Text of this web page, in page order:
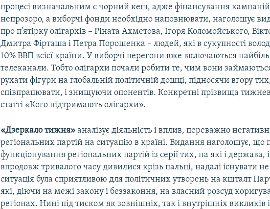
процесі визначальним є чорний кеш, адже фінансування
непрозоро, а виборчі фонди необхідно наповнювати, наголошує
про п'ятірку олігархів – Ріната Ахметова, Ігоря Коломойського,
Дмитра Фірташа і Петра Порошенка – людей, які в сукупності
10% ВВП всієї країни. У виборчі перегони вже включаються
телеканали. Тобто олігархи почали робити те, чим вони
рухати фігури на глобальній політичній дошці, підносячи вгору
співпрацювати, і знищуючи опонентів. Конкретні прізвища
статті «Кого підтримають олігархи».
«Дзеркало тижня» аналізує діяльність і вплив, переважно
регіональних партій на ситуацію в країні. Видання наголошує, що
функціонування регіональних партій із серії тих, на які і держава, і
впродовж тривалого часу дивилися крізь пальці, надалі існувати
ситуація була сприятливою для політичних утворень на кшталт
які, діючи на межі закону і беззаконня, на власний розсуд
регіонах. Нині під тиском як зовнішніх, так і внутрішніх викликів